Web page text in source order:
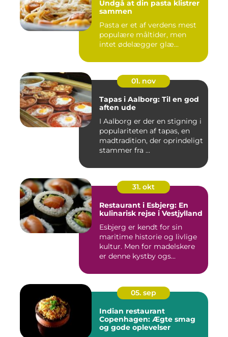
Undgå at din pasta klistrer
sammen
Pasta er et af verdens mest
populære måltider, men
intet ødelægger glæ...
01. nov
Tapas i Aalborg: Til en god
aften ude
I Aalborg er der en stigning i
populariteten af tapas, en
madtradition, der oprindeligt
stammer fra ...
31. okt
Restaurant i Esbjerg: En
kulinarisk rejse i Vestjylland
Esbjerg er kendt for sin
maritime historie og livlige
kultur. Men for madelskere
er denne kystby ogs...
05. sep
Indian restaurant
Copenhagen: Ægte smag
og gode oplevelser